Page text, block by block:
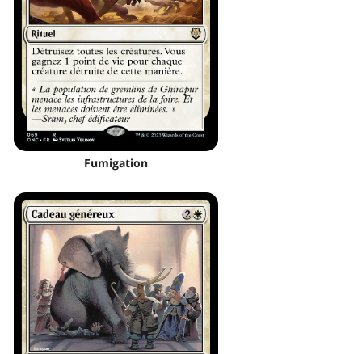
Fumigation